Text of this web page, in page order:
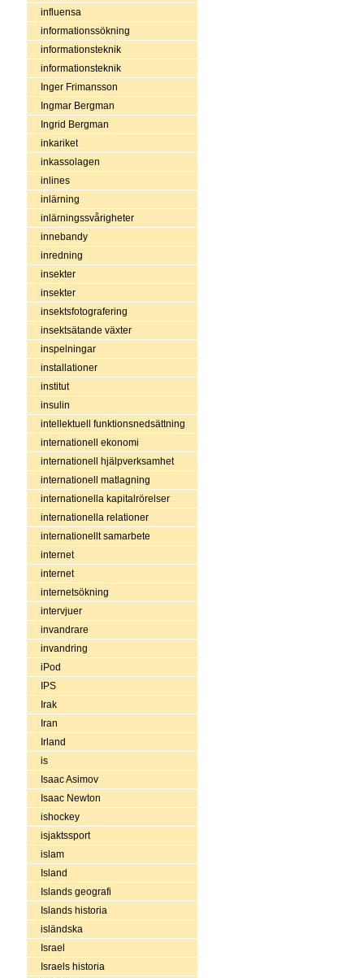
influensa
informationssökning
informationsteknik
informationsteknik
Inger Frimansson
Ingmar Bergman
Ingrid Bergman
inkariket
inkassolagen
inlines
inlärning
inlärningssvårigheter
innebandy
inredning
insekter
insekter
insektsfotografering
insektsätande växter
inspelningar
installationer
institut
insulin
intellektuell funktionsnedsättning
internationell ekonomi
internationell hjälpverksamhet
internationell matlagning
internationella kapitalrörelser
internationella relationer
internationellt samarbete
internet
internet
internetsökning
intervjuer
invandrare
invandring
iPod
IPS
Irak
Iran
Irland
is
Isaac Asimov
Isaac Newton
ishockey
isjaktssport
islam
Island
Islands geografi
Islands historia
isländska
Israel
Israels historia